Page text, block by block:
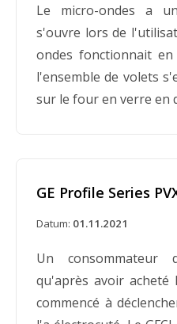
peut exister pour
GE montre que le
lorsque le
ne fonctionne pas
une surchauffe du
Le micro-ondes a
s'ouvre lors de
ondes fonctionnait
l'ensemble de volets
sur le four en verre en
GE Profile Series
Datum: 01.11.2021
Un
qu'après avoir acheté
commencé à